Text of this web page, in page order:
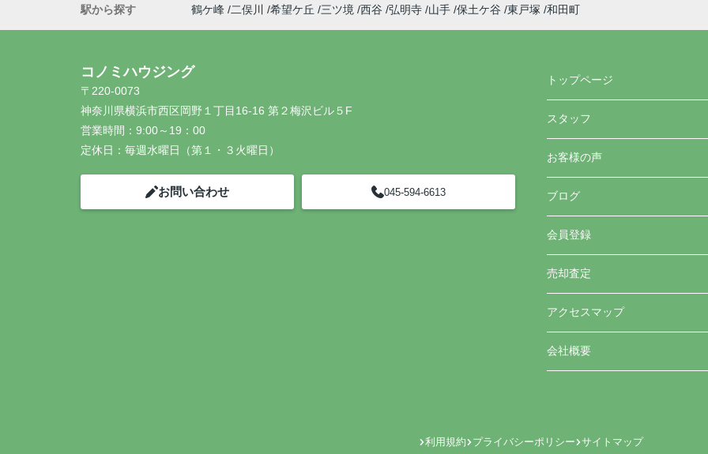
駅から探す
鶴ケ峰 二俣川 希望ケ丘 三ツ境 西谷 弘明寺 山手 保土ケ谷 東戸塚 和田町
コノミハウジング
〒220-0073
神奈川県横浜市西区岡野１丁目16-16 第２梅沢ビル５F
営業時間： 9:00～19：00
定休日： 毎週水曜日（第１・３火曜日）
お問い合わせ 045-594-6613
トップページ
スタッフ
お客様の声
ブログ
会員登録
売却査定
アクセスマップ
会社概要
利用規約 プライバシーポリシー サイトマップ